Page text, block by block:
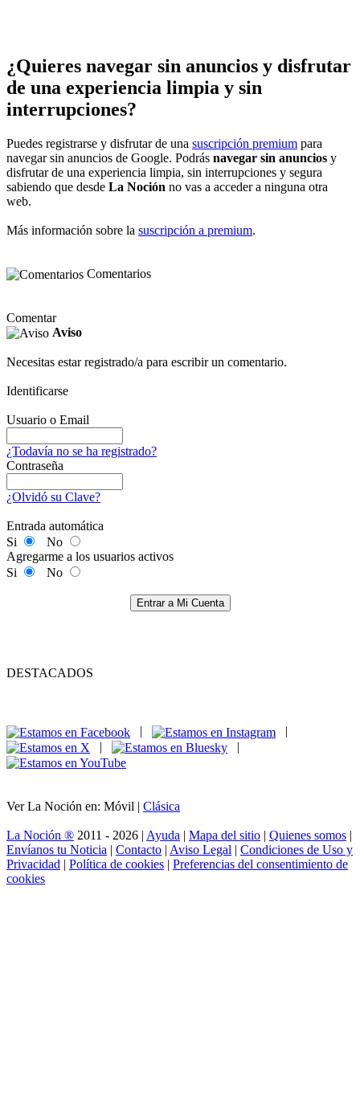
¿Quieres navegar sin anuncios y disfrutar
de una experiencia limpia y sin
interrupciones?
Puedes registrarse y disfrutar de una suscripción premium para
navegar sin anuncios de Google. Podrás navegar sin anuncios y
disfrutar de una experiencia limpia, sin interrupciones y segura
sabiendo que desde La Noción no vas a acceder a ninguna otra
web.
Más información sobre la suscripción a premium.
Comentarios
Comentar
Aviso
Necesitas estar registrado/a para escribir un comentario.
Identificarse
Usuario o Email
¿Todavía no se ha registrado?
Contraseña
¿Olvidó su Clave?
Entrada automática
Si
No
Agregarme a los usuarios activos
Si
No
Entrar a Mi Cuenta
DESTACADOS
|
|
Ver La Noción en: Móvil | Clásica
La Noción ® 2011 - 2026 | Ayuda | Mapa del sitio | Quienes somos |
Envíanos tu Noticia | Contacto | Aviso Legal | Condiciones de Uso y
Privacidad | Política de cookies | Preferencias del consentimiento de
cookies